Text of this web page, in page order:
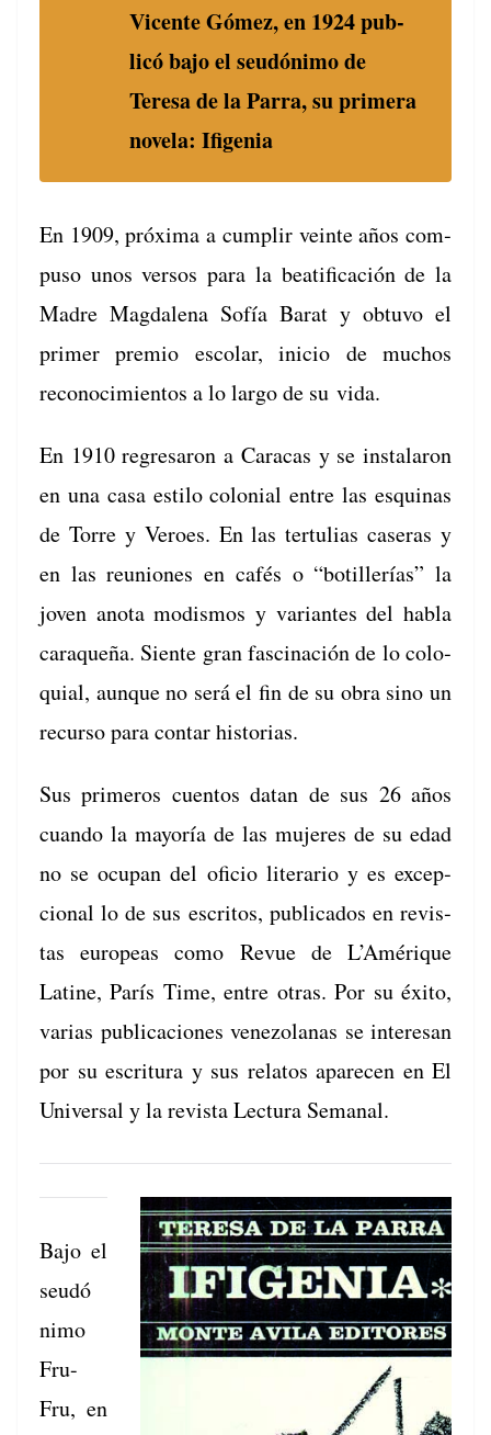
Vicente Gómez, en 1924 pub­
licó bajo el seudón­i­mo de
Tere­sa de la Par­ra, su primera
nov­ela: Ifigenia
En 1909, próx­i­ma a cumplir veinte años com­
pu­so unos ver­sos para la beat­i­fi­cación de la
Madre Mag­dale­na Sofía Barat y obtu­vo el
primer pre­mio esco­lar, ini­cio de muchos
reconocimien­tos a lo largo de su vida.
En 1910 regre­saron a Cara­cas y se insta­laron
en una casa esti­lo colo­nial entre las esquinas
de Torre y Veroes. En las ter­tu­lias caseras y
en las reuniones en cafés o “botillerías” la
joven ano­ta mod­is­mos y vari­antes del habla
caraque­ña. Siente gran fasci­nación de lo colo­
quial, aunque no será el fin de su obra sino un
recur­so para con­tar historias.
Sus primeros cuen­tos datan de sus 26 años
cuan­do la may­oría de las mujeres de su edad
no se ocu­pan del ofi­cio lit­er­ario y es excep­
cional lo de sus escritos, pub­li­ca­dos en revis­
tas euro­peas como Revue de L’Amérique
Latine, París Time, entre otras. Por su éxi­to,
varias pub­li­ca­ciones vene­zolanas se intere­san
por su escrit­u­ra y sus relatos apare­cen en El
Uni­ver­sal y la revista Lec­tura Semanal.
Bajo el
seudó
n­i­mo
Fru-
Fru, en